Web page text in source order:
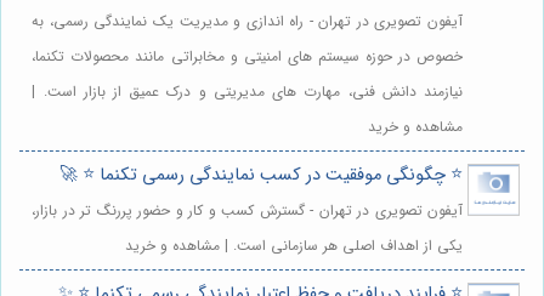
آیفون تصویری در تهران - راه اندازی و مدیریت یک نمایندگی رسمی، به
خصوص در حوزه سیستم های امنیتی و مخابراتی مانند محصولات تکنما،
نیازمند دانش فنی، مهارت های مدیریتی و درک عمیق از بازار است. |
مشاهده و خرید
⭐️ چگونگی موفقیت در کسب نمایندگی رسمی تکنما ⭐️ 🚀
آیفون تصویری در تهران - گسترش کسب و کار و حضور پررنگ تر در بازار،
یکی از اهداف اصلی هر سازمانی است. | مشاهده و خرید